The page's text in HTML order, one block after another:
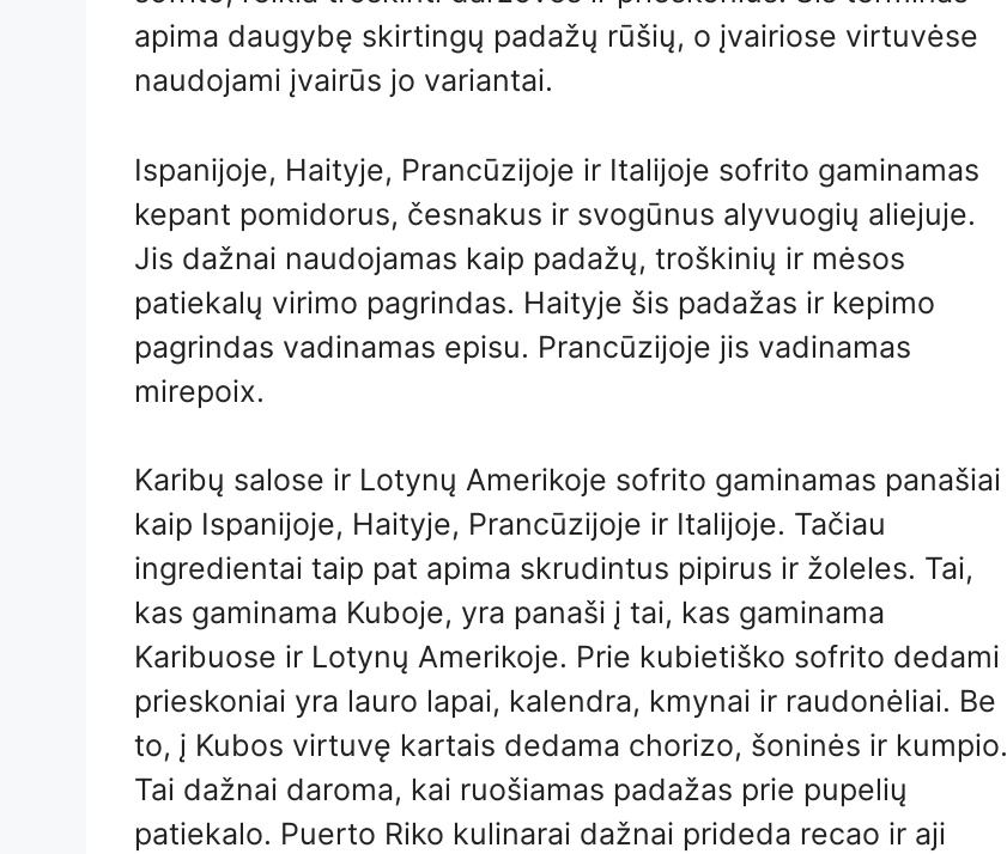
apima daugybę skirtingų padažų rūšių, o įvairiose virtuvėse
naudojami įvairūs jo variantai.
Ispanijoje, Haityje, Prancūzijoje ir Italijoje sofrito gaminamas
kepant pomidorus, česnakus ir svogūnus alyvuogių aliejuje.
Jis dažnai naudojamas kaip padažų, troškinių ir mėsos
patiekalų virimo pagrindas. Haityje šis padažas ir kepimo
pagrindas vadinamas episu. Prancūzijoje jis vadinamas
mirepoix.
Karibų salose ir Lotynų Amerikoje sofrito gaminamas panašiai
kaip Ispanijoje, Haityje, Prancūzijoje ir Italijoje. Tačiau
ingredientai taip pat apima skrudintus pipirus ir žoleles. Tai,
kas gaminama Kuboje, yra panaši į tai, kas gaminama
Karibuose ir Lotynų Amerikoje. Prie kubietiško sofrito dedami
prieskoniai yra lauro lapai, kalendra, kmynai ir raudonėliai. Be
to, į Kubos virtuvę kartais dedama chorizo, šoninės ir kumpio.
Tai dažnai daroma, kai ruošiamas padažas prie pupelių
patiekalo. Puerto Riko kulinarai dažnai prideda recao ir aji